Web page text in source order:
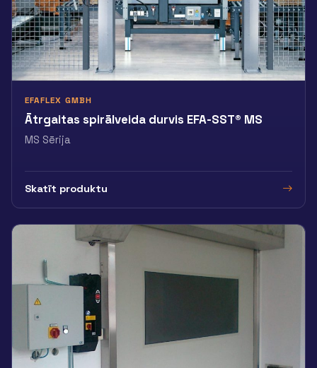
EFAFLEX GMBH
Ātrgaitas spirālveida durvis EFA-SST® MS
MS Sērija
Skatīt produktu